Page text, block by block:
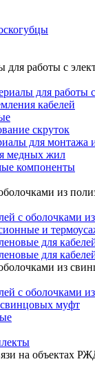
работы с
для работы
кабелей
скруток
для монтажа
медных жил
компоненты
из
с оболочками
и
для
для
из
с оболочками
муфт
на объектах